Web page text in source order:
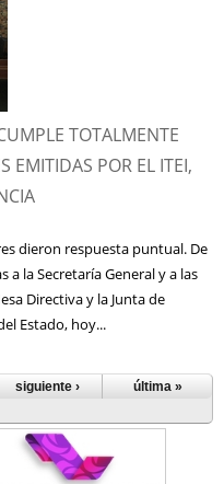
TOTALMENTE
EMITIDAS POR EL ITEI,
dieron respuesta puntual. De
la Secretaría General y a las
Directiva y la Junta de
Estado, hoy...
693 694 696
697
siguiente › última »